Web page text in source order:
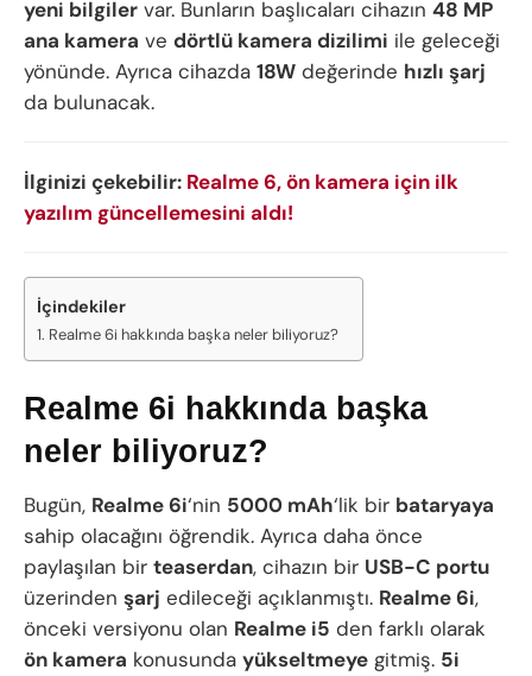
yeni bilgiler var. Bunların başlıcaları cihazın 48 MP
ana kamera ve dörtlü kamera dizilimi ile geleceği
yönünde. Ayrıca cihazda 18W değerinde hızlı şarj
da bulunacak.
İlginizi çekebilir: Realme 6, ön kamera için ilk
yazılım güncellemesini aldı!
İçindekiler
Realme 6i hakkında başka neler biliyoruz?
Realme 6i hakkında başka
neler biliyoruz?
Bugün, Realme 6i‘nin 5000 mAh‘lik bir bataryaya
sahip olacağını öğrendik. Ayrıca daha önce
paylaşılan bir teaserdan, cihazın bir USB-C portu
üzerinden şarj edileceği açıklanmıştı. Realme 6i,
önceki versiyonu olan Realme i5 den farklı olarak
ön kamera konusunda yükseltmeye gitmiş. 5i